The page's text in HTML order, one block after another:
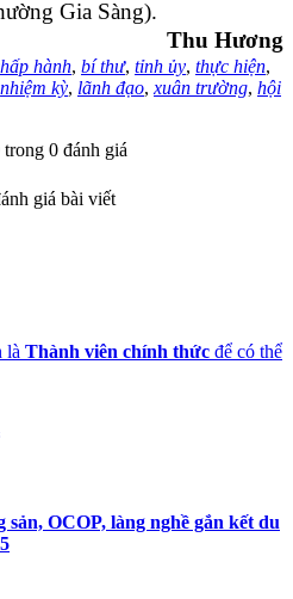
Gia Sàng).
Thu Hương
hành, bí thư, tỉnh ủy, thực hiện,
nhiệm kỳ, lãnh đạo,xuân trường, hội
0 đánh giá
giá bài viết
là Thành viên chính thức để có thể
sản, OCOP, làng nghề gắn kết du